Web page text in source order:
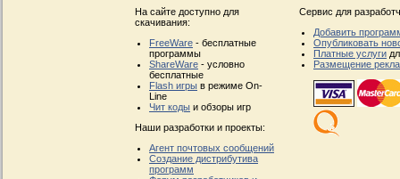
На сайте доступно для
скачивания:
FreeWare - бесплатные
программы
ShareWare - условно
бесплатные
Flash игры в режиме On-
Line
Чит коды и обзоры игр
Наши разработки и проекты:
Агент почтовых сообщений
Создание дистрибутива
программ
Сервис для
Добавить
Опубликовать
Платные услуги
Размещение